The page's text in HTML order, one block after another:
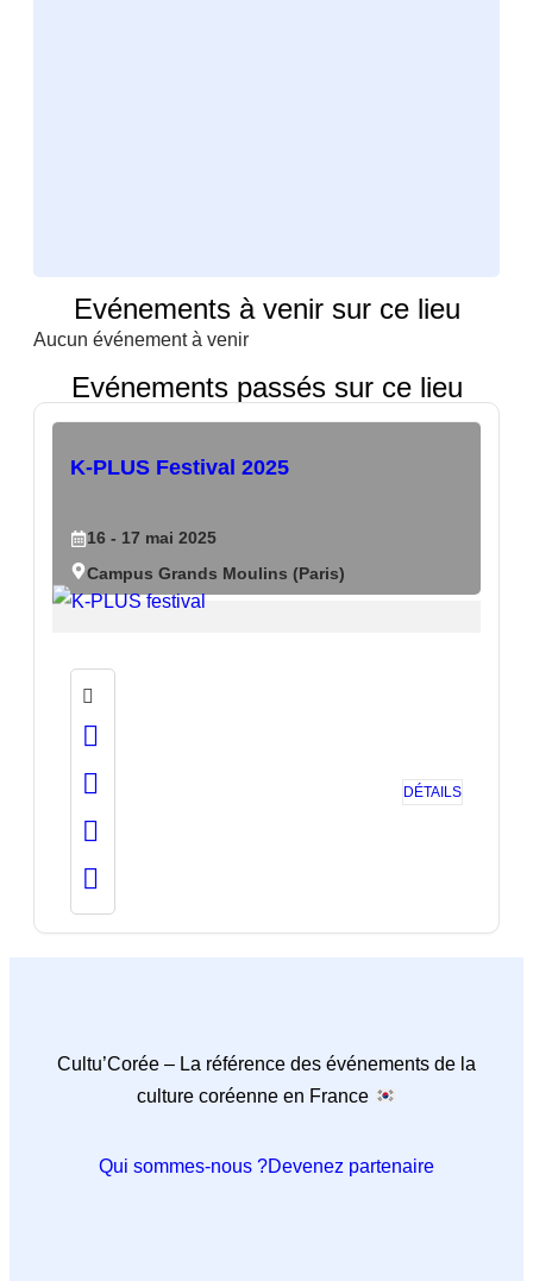
Evénements à venir sur ce lieu
Aucun événement à venir
Evénements passés sur ce lieu
K-PLUS Festival 2025
16 - 17 mai 2025
Campus Grands Moulins (Paris)
DÉTAILS
Cultu’Corée – La référence des événements de la
culture coréenne en France
Qui sommes-nous ?Devenez partenaire